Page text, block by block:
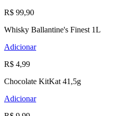
R$ 99,90
Whisky Ballantine's Finest 1L
Adicionar
R$ 4,99
Chocolate KitKat 41,5g
Adicionar